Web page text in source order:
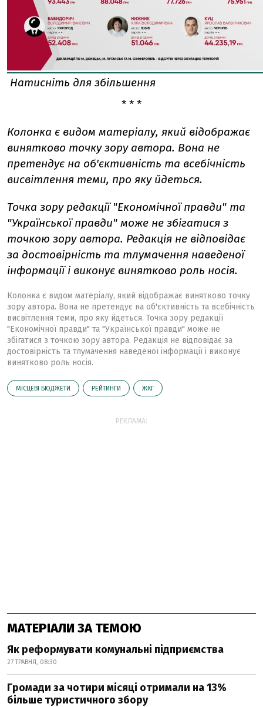
Натисніть для збільшення
* * *
Колонка є видом матеріалу, який відображає
винятково точку зору автора. Вона не
претендує на об'єктивність та всебічність
висвітлення теми, про яку йдеться.
Точка зору редакції "Економічної правди" та
"Української правди" може не збігатися з
точкою зору автора. Редакція не відповідає
за достовірність та тлумачення наведеної
інформації і виконує винятково роль носія.
Колонка є видом матеріалу, який відображає винятково точку
зору автора. Вона не претендує на об'єктивність та всебічність
висвітлення теми, про яку йдеться. Точка зору редакції
"Економічної правди" та "Української правди" може не
збігатися з точкою зору автора. Редакція не відповідає за
достовірність та тлумачення наведеної інформації і виконує
винятково роль носія.
МІСЦЕВІ БЮДЖЕТИ РЕЙТИНГИ ЖКГ
РЕКЛАМА:
МАТЕРІАЛИ ЗА ТЕМОЮ
Як реформувати комунальні підприємства
27 ТРАВНЯ, 08:30
Громади за чотири місяці отримали на 13%
більше туристичного збору